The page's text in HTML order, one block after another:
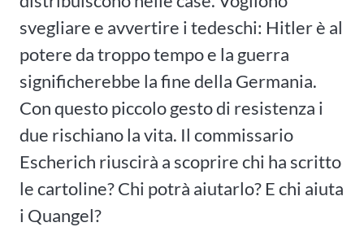
svegliare e avvertire i tedeschi: Hitler è al
potere da troppo tempo e la guerra
significherebbe la fine della Germania.
Con questo piccolo gesto di resistenza i
due rischiano la vita. Il commissario
Escherich riuscirà a scoprire chi ha scritto
le cartoline? Chi potrà aiutarlo? E chi aiuta
i Quangel?